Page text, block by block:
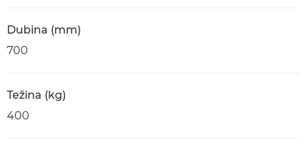
Dubina (mm)
700
Težina (kg)
400